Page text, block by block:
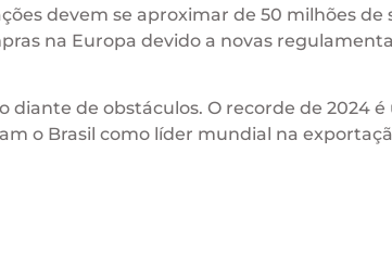
devem se aproximar de 50 milhões de
na Europa devido a novas
diante de obstáculos. O recorde de 2024 é
o Brasil como líder mundial na